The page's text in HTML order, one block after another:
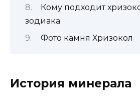
Кому подходит
зодиака
Фото камня Хризокол
История минерала